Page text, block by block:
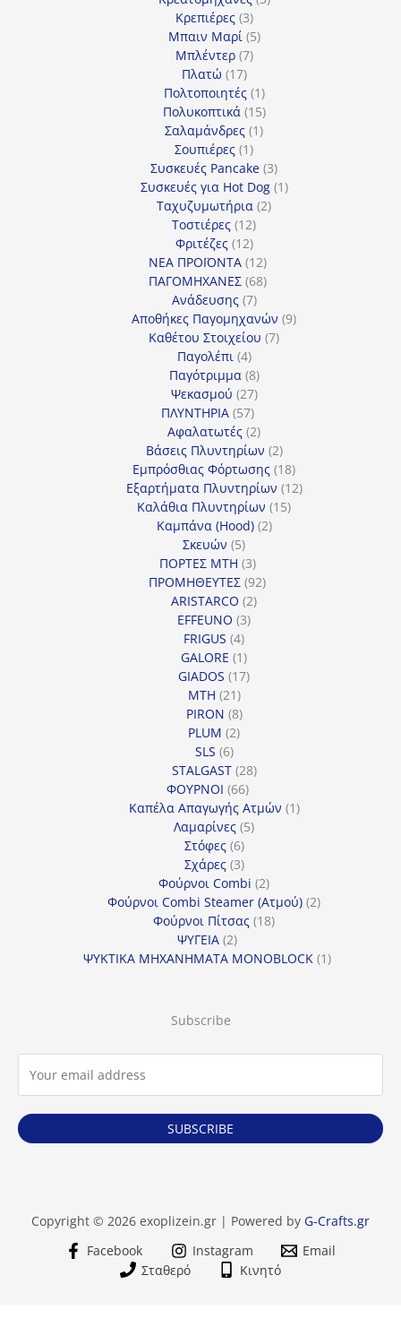
Κρεπιέρες 33
προϊόντα
Μπαιν Μαρί 55
Μπλέντερ 77
Πλατώ 1717
προϊόντα
Πολτοποιητές 11
προϊόν
Πολυκοπτικά 1515
προϊόντα
Σαλαμάνδρες 11
Σουπιέρες 11
προϊόν
Συσκευές Pancake 33
προϊόντα
Συσκευές για Hot Dog 11
Ταχυζυμωτήρια 22
Τοστιέρες 1212
προϊόντα
Φριτέζες 1212
προϊόντα
ΝΕΑ ΠΡΟΪΟΝΤΑ 1212
προϊόντα
ΠΑΓΟΜΗΧΑΝΕΣ 6868
Ανάδευσης 77
προϊόντα
Αποθήκες Παγομηχανών 99
Καθέτου Στοιχείου 77
Παγολέπι 44
προϊόντα
Παγότριμμα 88
προϊόντα
Ψεκασμού 2727
προϊόντα
ΠΛΥΝΤΗΡΙΑ 5757
προϊόντα
Αφαλατωτές 22
προϊόντα
Βάσεις Πλυντηρίων 22
προϊόντα
Εμπρόσθιας Φόρτωσης 1818
προϊόντα
Εξαρτήματα Πλυντηρίων 1212
Καλάθια Πλυντηρίων 1515
Καμπάνα (Hood) 22
Σκευών 55
προϊόντα
ΠΟΡΤΕΣ MTH 33
προϊόντα
ΠΡΟΜΗΘΕΥΤΕΣ 9292
ARISTARCO 22
EFFEUNO 33
FRIGUS 44
προϊόντα
GALORE 11
προϊόν
GIADOS 1717
MTH 2121
προϊόντα
PIRON 88
προϊόντα
PLUM 22
SLS 66
προϊόντα
STALGAST 2828
ΦΟΥΡΝΟΙ 6666
προϊόντα
Καπέλα Απαγωγής Ατμών 11
Λαμαρίνες 55
Στόφες 66
προϊόντα
Σχάρες 33
προϊόντα
Φούρνοι Combi 22
προϊόντα
Φούρνοι Combi Steamer (Ατμού) 22
Φούρνοι Πίτσας 1818
ΨΥΓΕΙΑ 22
προϊόντα
ΨΥΚΤΙΚΑ ΜΗΧΑΝΗΜΑΤΑ MONOBLOCK 11
Subscribe
SUBSCRIBE
Copyright © 2026 exoplizein.gr | Powered by G-Crafts.gr
Facebook
Instagram
Email
Σταθερό
Κινητό